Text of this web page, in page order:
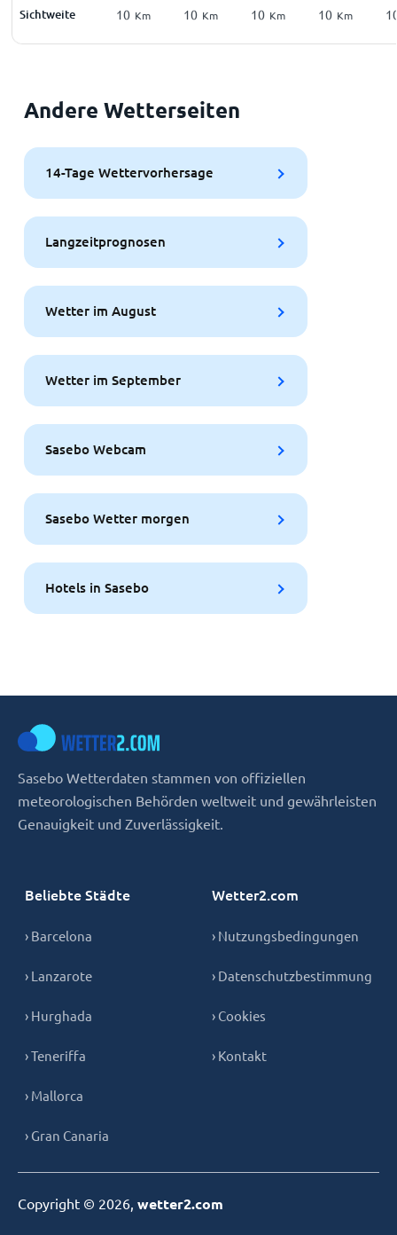
Sichtweite 10 Km 10 Km 10 Km 10 Km
Andere Wetterseiten
14-Tage Wettervorhersage
Langzeitprognosen
Wetter im August
Wetter im September
Sasebo Webcam
Sasebo Wetter morgen
Hotels in Sasebo
Sasebo Wetterdaten stammen von offiziellen
meteorologischen Behörden weltweit und gewährleisten
Genauigkeit und Zuverlässigkeit.
Beliebte Städte
› Barcelona
› Lanzarote
› Hurghada
› Teneriffa
› Mallorca
› Gran Canaria
Wetter2.com
› Nutzungsbedingungen
› Datenschutzbestimmung
› Cookies
› Kontakt
Copyright © 2026, wetter2.com